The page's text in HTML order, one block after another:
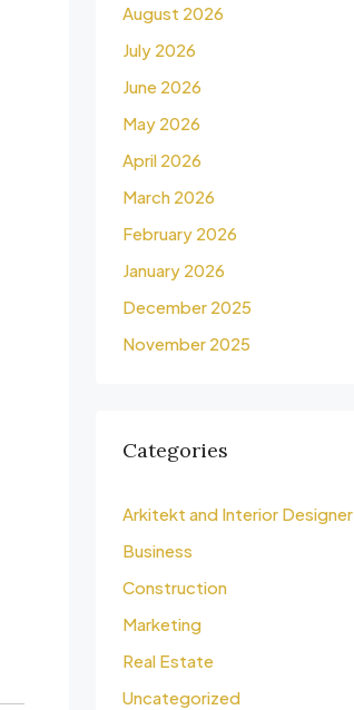
August 2026
July 2026
June 2026
May 2026
April 2026
March 2026
February 2026
January 2026
December 2025
November 2025
Categories
Arkitekt and Interior Designer
Business
Construction
Marketing
Real Estate
Uncategorized